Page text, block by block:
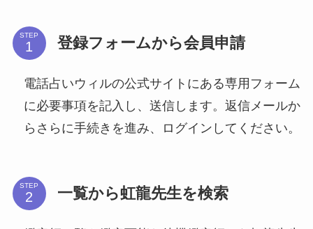
STEP 登録フォームから会員申請
電話占いウィルの公式サイト にある専用フォーム
に必要事項を記入し、送信します。返信メールか
らさらに手続きを進み、ログインしてください。
STEP 一覧から虹龍先生を検索